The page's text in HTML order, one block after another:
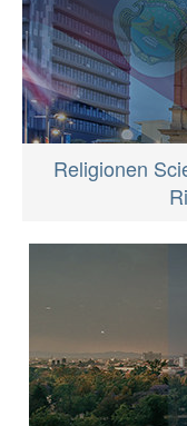
Religionen